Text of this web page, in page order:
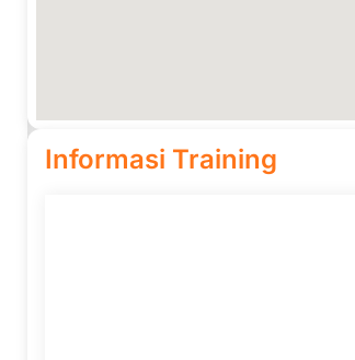
Informasi Training